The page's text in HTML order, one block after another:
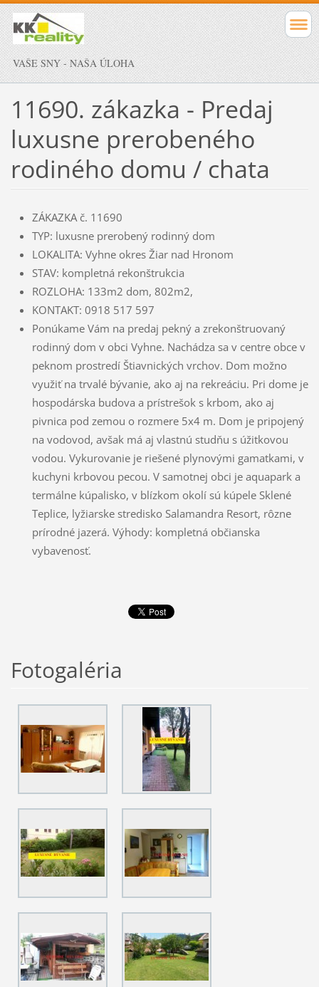
VAŠE SNY - NAŠA ÚLOHA
11690. zákazka - Predaj
luxusne prerobeného
rodiného domu / chata
ZÁKAZKA č. 11690
TYP: luxusne prerobený rodinný dom
LOKALITA: Vyhne okres Žiar nad Hronom
STAV: kompletná rekonštrukcia
ROZLOHA: 133m2 dom, 802m2,
KONTAKT: 0918 517 597
Ponúkame Vám na predaj pekný a zrekonštruovaný
rodinný dom v obci Vyhne. Nachádza sa v centre obce v
peknom prostredí Štiavnických vrchov. Dom možno
využiť na trvalé bývanie, ako aj na rekreáciu. Pri dome je
hospodárska budova a prístrešok s krbom, ako aj
pivnica pod zemou o rozmere 5x4 m. Dom je pripojený
na vodovod, avšak má aj vlastnú studňu s úžitkovou
vodou. Vykurovanie je riešené plynovými gamatkami, v
kuchyni krbovou pecou. V samotnej obci je aquapark a
termálne kúpalisko, v blízkom okolí sú kúpele Sklené
Teplice, lyžiarske stredisko Salamandra Resort, rôzne
prírodné jazerá. Výhody: kompletná občianska
vybavenosť.
Fotogaléria